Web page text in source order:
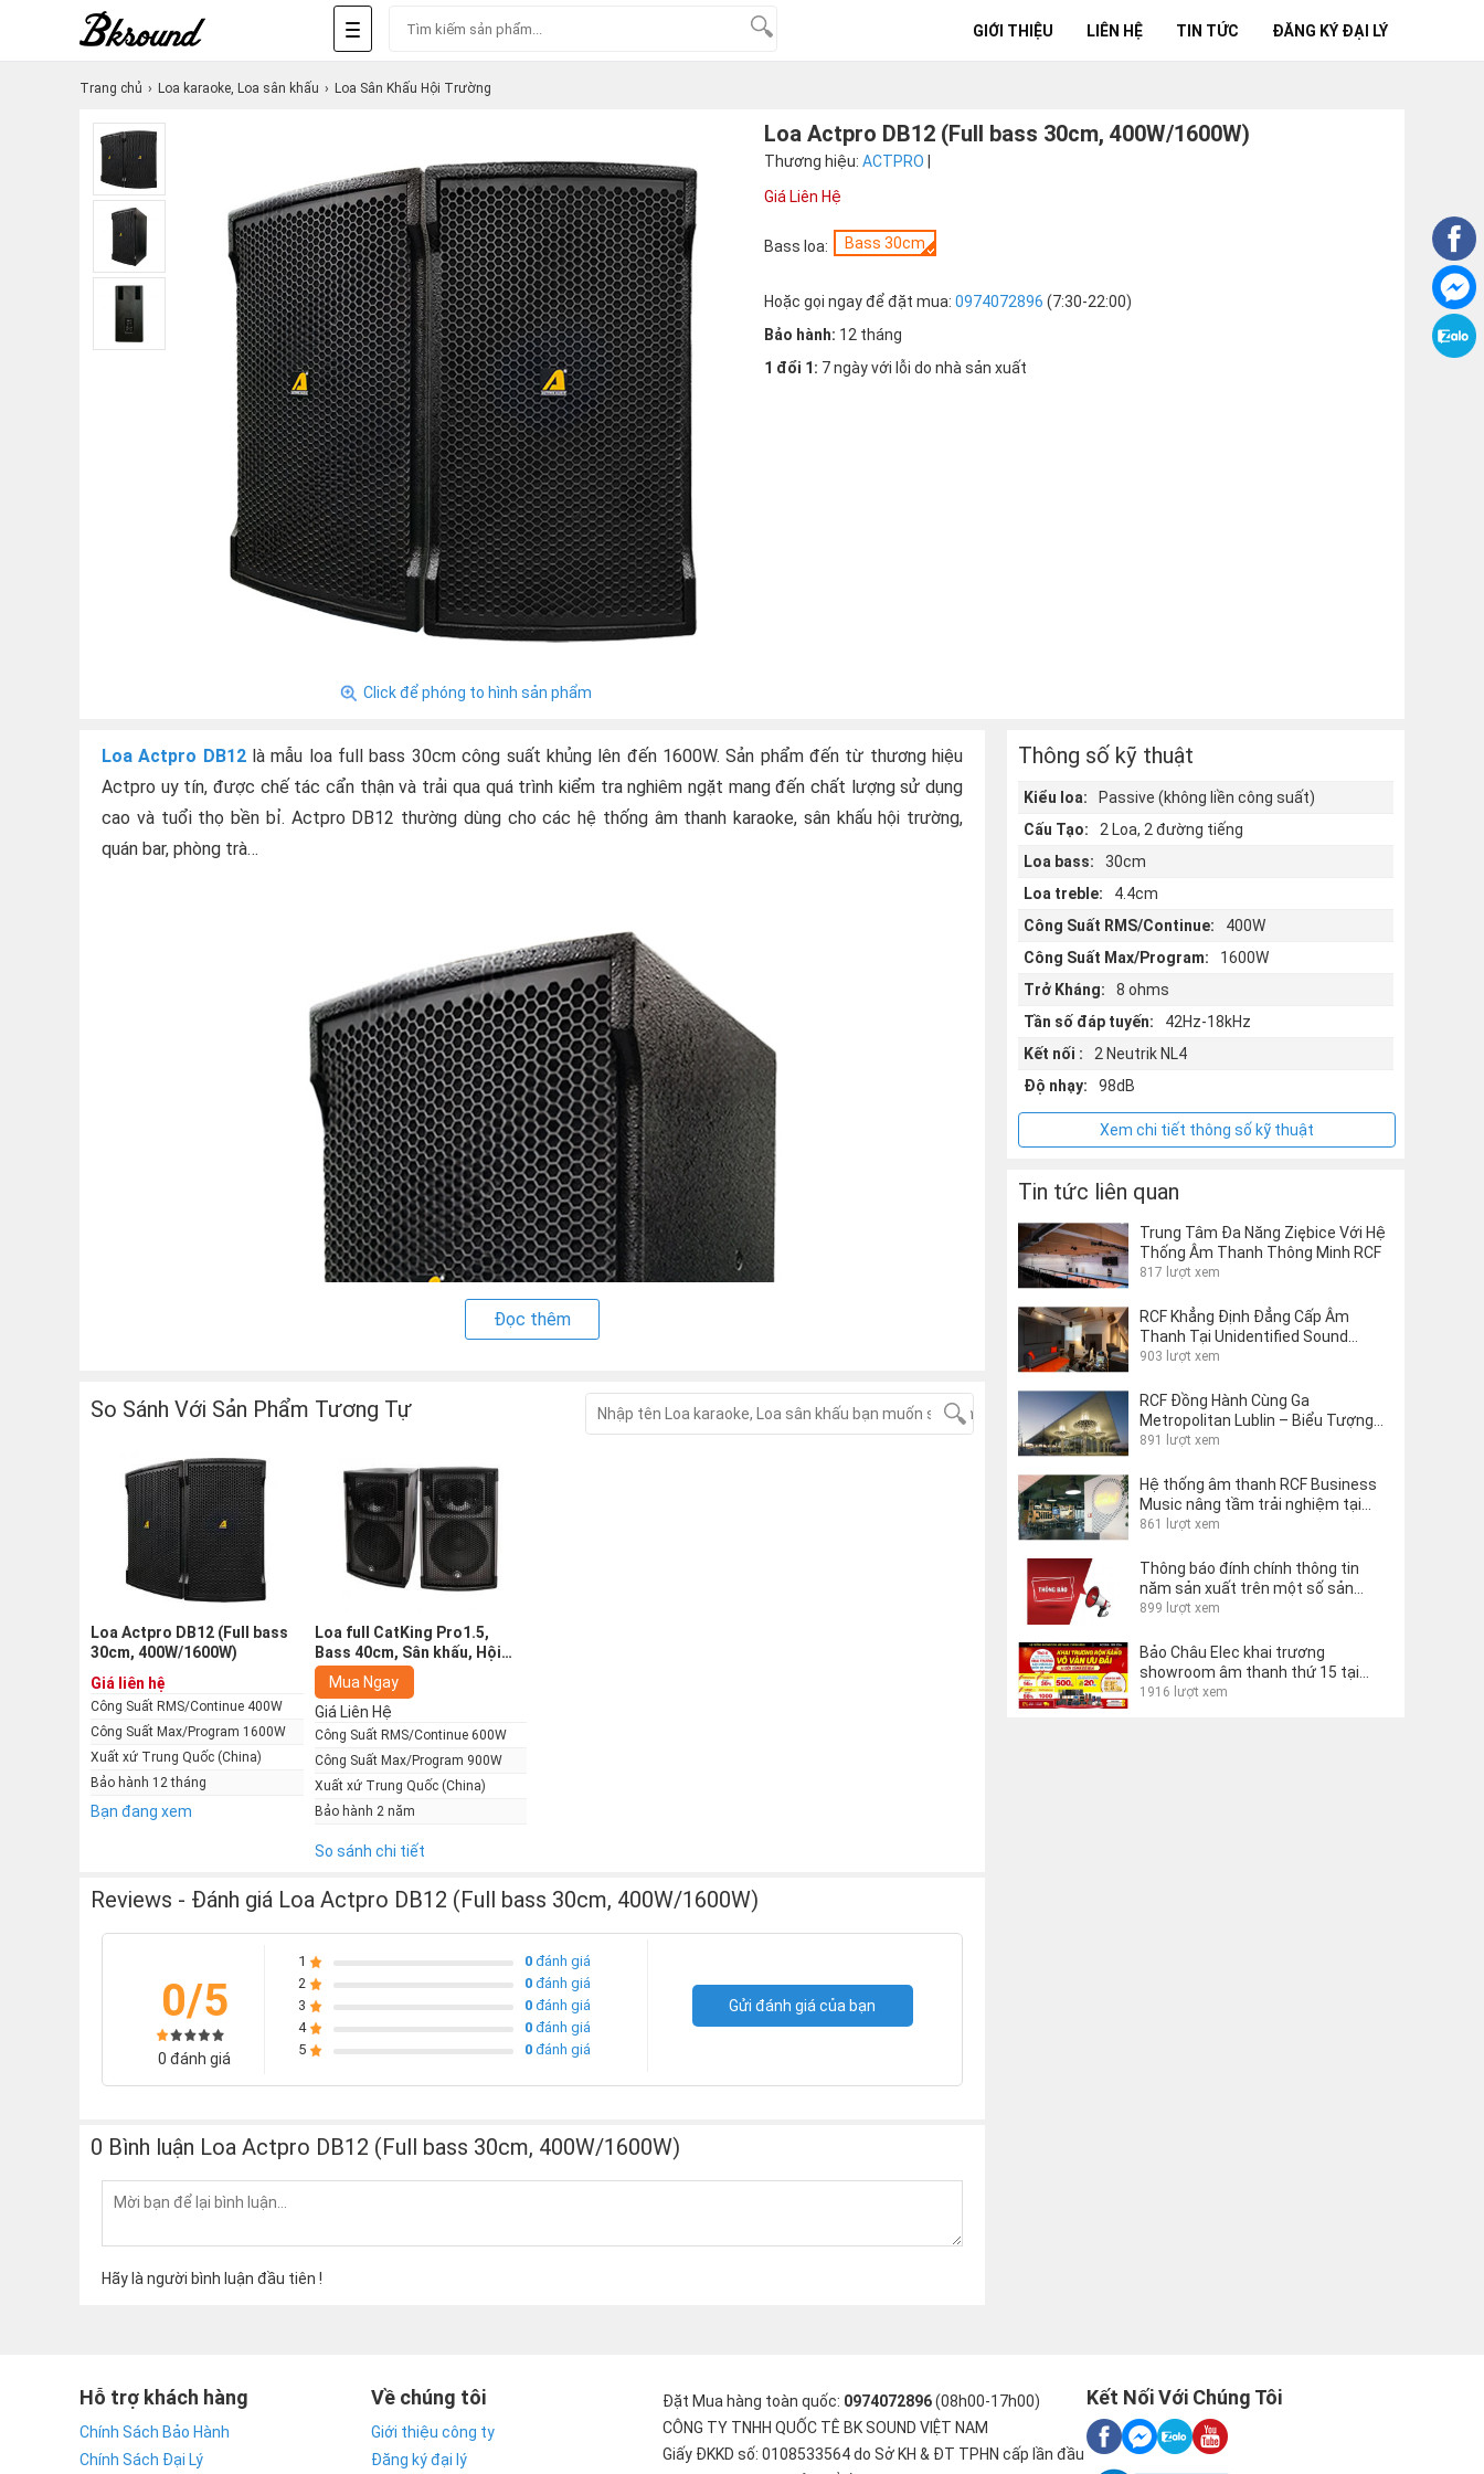
GIỚI THIỆU LIÊN HỆ TIN TỨC ĐĂNG KÝ ĐẠI LÝ
Trang chủ Loa karaoke, Loa sân khấu Loa Sân Khấu Hội Trường
Click để phóng to hình sản phẩm
Loa Actpro DB12 (Full bass 30cm, 400W/1600W)
Thương hiệu: ACTPRO
Giá Liên Hệ
Bass loa: Bass 30cm
Hoặc gọi ngay để đặt mua: 0974072896 (7:30-22:00)
Bảo hành: 12 tháng
1 đổi 1: 7 ngày với lỗi do nhà sản xuất
Loa Actpro DB12là mẫu loa full bass 30cm công suất khủng lên đến 1600W. Sản phẩm đến từ thương hiệu
Actpro uy tín, được chế tác cẩn thận và trải qua quá trình kiểm tra nghiêm ngặt mang đến chất lượng sử dụng
cao và tuổi thọ bền bỉ. Actpro DB12 thường dùng cho các hệ thống âm thanh karaoke, sân khấu hội trường,
quán bar, phòng trà…
Thông số kỹ thuật
Cấu hình loa: 1 bass 30cm + 1 treble 4.4cm
Phản hồi thường xuyên: 42Hz-18kHz
Trở kháng danh nghĩa: 8oHm
Công suất: 400W/1600W
Góc phủ âm: 100Hx55V
Trọng lượng: 28kg
Đọc thêm
So Sánh Với Sản Phẩm Tương Tự
Loa Actpro DB12 (Full bass
30cm, 400W/1600W)
Giá liên hệ
Công Suất RMS/Continue 400W
Công Suất Max/Program 1600W
Xuất xứ Trung Quốc (China)
Bảo hành 12 tháng
Bạn đang xem
Loa full CatKing Pro1.5,
Bass 40cm, Sân khấu, Hội
trường, (Giá 2 chiếc)
Mua Ngay
Giá Liên Hệ
Công Suất RMS/Continue 600W
Công Suất Max/Program 900W
Xuất xứ Trung Quốc (China)
Bảo hành 2 năm
So sánh chi tiết
Reviews - Đánh giá Loa Actpro DB12 (Full bass 30cm, 400W/1600W)
0/5
0 đánh giá
1 0đánh giá
2
0đánh giá
3
0đánh giá
4
0đánh giá
5
0đánh giá
Gửi đánh giá của bạn
0 Bình luận Loa Actpro DB12 (Full bass 30cm, 400W/1600W)
Hãy là người bình luận đầu tiên !
Thông số kỹ thuật
Kiểu loa:
Passive (không liền công suất)
Cấu Tạo:
2 Loa, 2 đường tiếng
Loa bass:
30cm
Loa treble:
4.4cm
Công Suất RMS/Continue:
400W
Công Suất Max/Program:
1600W
Trở Kháng:
8 ohms
Tần số đáp tuyến:
42Hz-18kHz
Kết nối :
2 Neutrik NL4
Độ nhạy:
98dB
Xem chi tiết thông số kỹ thuật
Tin tức liên quan
Trung Tâm Đa Năng Ziębice Với Hệ
Thống Âm Thanh Thông Minh RCF
817 lượt xem
RCF Khẳng Định Đẳng Cấp Âm
Thanh Tại Unidentified Sound
Object Studio Của Matteo Milani
903 lượt xem
RCF Đồng Hành Cùng Ga
Metropolitan Lublin – Biểu Tượng
Kiến Trúc Giao Thông Thế Giới
891 lượt xem
Hệ thống âm thanh RCF Business
Music nâng tầm trải nghiệm tại
Lecco Hostel, Ý
861 lượt xem
Thông báo đính chính thông tin
năm sản xuất trên một số sản
phẩm
899 lượt xem
Bảo Châu Elec khai trương
showroom âm thanh thứ 15 tại
Buôn Ma Thuột
1916 lượt xem
Hỗ trợ khách hàng
Chính Sách Bảo Hành
Chính Sách Đại Lý
Về chúng tôi
Giới thiệu công ty
Đăng ký đại lý
Đặt Mua hàng toàn quốc: 0974072896(08h00-17h00)
CÔNG TY TNHH QUỐC TÊ BK SOUND VIỆT NAM
Giấy ĐKKD số: 0108533564 do Sở KH & ĐT TPHN cấp lần đầu
Kết Nối Với Chúng Tôi